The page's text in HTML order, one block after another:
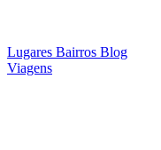
Lugares Bairros Blog
Viagens